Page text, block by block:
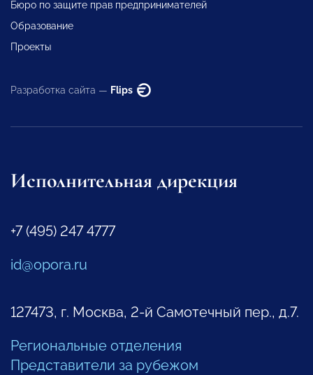
Бюро по защите прав предпринимателей
Образование
Проекты
Разработка сайта — Flips
Исполнительная дирекция
+7 (495) 247 4777
id@opora.ru
127473, г. Москва, 2-й Самотечный пер., д.7.
Региональные отделения
Представители за рубежом